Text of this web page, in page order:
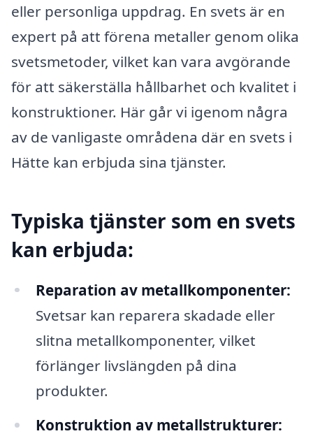
eller personliga uppdrag. En svets är en
expert på att förena metaller genom olika
svetsmetoder, vilket kan vara avgörande
för att säkerställa hållbarhet och kvalitet i
konstruktioner. Här går vi igenom några
av de vanligaste områdena där en svets i
Hätte kan erbjuda sina tjänster.
Typiska tjänster som en svets
kan erbjuda:
Reparation av metallkomponenter:
Svetsar kan reparera skadade eller
slitna metallkomponenter, vilket
förlänger livslängden på dina
produkter.
Konstruktion av metallstrukturer: